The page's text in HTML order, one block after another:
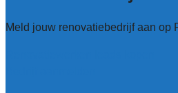
Meld jouw renovatiebedrijf aan op